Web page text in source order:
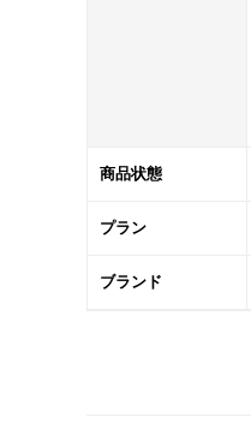
商品状態
プラン
ブランド